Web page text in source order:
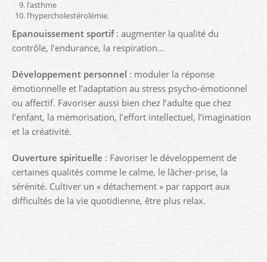
l’asthme
l’hypercholestérolémie.
Epanouissement sportif: augmenter la qualité du
contrôle, l’endurance, la respiration…
Développement personnel : moduler la réponse
émotionnelle et l’adaptation au stress psycho-émotionnel
ou affectif. Favoriser aussi bien chez l’adulte que chez
l’enfant, la mémorisation, l’effort intellectuel, l’imagination
et la créativité.
Ouverture spirituelle : Favoriser le développement de
certaines qualités comme le calme, le lâcher-prise, la
sérénité. Cultiver un « détachement » par rapport aux
difficultés de la vie quotidienne, être plus relax.